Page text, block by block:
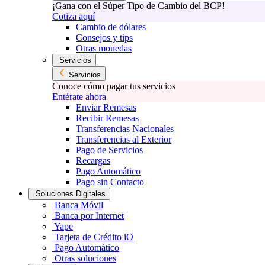
¡Gana con el Súper Tipo de Cambio del BCP!
Cotiza aquí
Cambio de dólares
Consejos y tips
Otras monedas
Servicios
Servicios
Conoce cómo pagar tus servicios
Entérate ahora
Enviar Remesas
Recibir Remesas
Transferencias Nacionales
Transferencias al Exterior
Pago de Servicios
Recargas
Pago Automático
Pago sin Contacto
Soluciones Digitales
Banca Móvil
Banca por Internet
Yape
Tarjeta de Crédito iO
Pago Automático
Otras soluciones